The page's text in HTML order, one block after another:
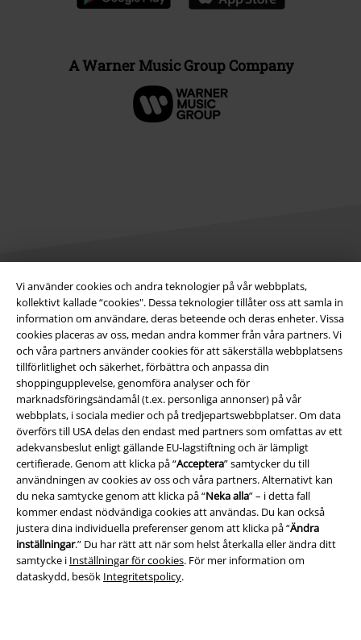
Vi använder cookies och andra teknologier på vår webbplats,
kollektivt kallade “cookies". Dessa teknologier tillåter oss att samla in
information om användare, deras beteende och deras enheter. Vissa
cookies placeras av oss, medan andra kommer från våra partners. Vi
och våra partners använder cookies för att säkerställa webbplatsens
tillförlitlighet och säkerhet, förbättra och anpassa din
shoppingupplevelse, genomföra analyser och för
marknadsföringsändamål (t.ex. personliga annonser) på vår
webbplats, i sociala medier och på tredjepartswebbplatser. Om data
överförs till USA delas den endast med partners som omfattas av ett
adekvansbeslut enligt gällande EU-lagstiftning och är lämpligt
certifierade. Genom att klicka på “Acceptera” samtycker du till
användningen av cookies av oss och våra partners. Alternativt kan
du neka samtycke genom att klicka på “Neka alla” – i detta fall
kommer endast nödvändiga cookies att användas. Du kan också
justera dina individuella preferenser genom att klicka på “Ändra
inställningar.” Du har rätt att när som helst återkalla eller ändra ditt
samtycke i Inställningar för cookies. För mer information om
dataskydd, besök Integritetspolicy.
A Warner Music Group Company
Juridisk information/Villkor
Villkor
Om oss
Ladda ner villkoren
Avfallshantering och miljöskydd
Försäkran om överensstämmelse
Information om tillgänglighet
Inställningar för cookies
Bekräfta ångrat köp